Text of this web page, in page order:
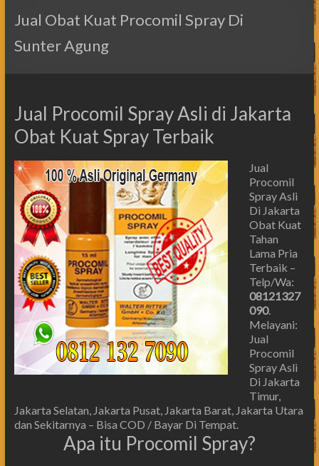
Jual Obat Kuat Procomil Spray Di
Sunter Agung
Jual Procomil Spray Asli di Jakarta
Obat Kuat Spray Terbaik
Jual
Procomil
Spray Asli
Di Jakarta
Obat Kuat
Tahan
Lama Pria
Terbaik –
Telp/Wa:
08121327
090.
Melayani:
Jual
Procomil
Spray Asli
Di Jakarta
Timur,
Jakarta Selatan, Jakarta Pusat, Jakarta Barat, Jakarta Utara
dan Sekitarnya – Bisa COD / Bayar Di Tempat.
Apa itu Procomil Spray?